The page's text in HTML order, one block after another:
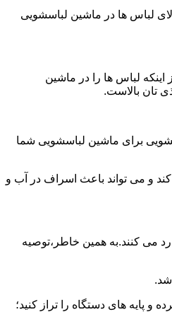
لباس ها در ماشین لباسشویی
لباس ها را در ماشین
تان بالاست.
برای ماشین لباسشویی شما
و می تواند باعث اسراف در آب و
می کنند.به همین خاطر،توصیه
شد.
پایه های دستگاه را تراز کنید؛